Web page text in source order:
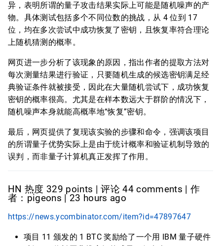
异，表明所谓的量子攻击结果实际上可能是随机噪声的产
物。具体测试包括多个不同位数的挑战，从 4 位到 17
位，均在多次尝试中成功恢复了密钥，且恢复率符合理论
上随机猜测的概率。
网页进一步分析了该现象的原因，指出作者的提取方法对
每次测量结果进行验证，只要随机生成的候选密钥满足经
典验证条件就被接受，因此在大量随机尝试下，成功恢复
密钥的概率很高。尤其是在样本数远大于群阶的情况下，
随机噪声本身就能高概率地“恢复”密钥。
最后，网页提供了复现该实验的步骤和命令，强调该项目
的所谓量子优势实际上是由于统计概率和验证机制导致的
误判，而非量子计算机真正发挥了作用。
HN 热度 329 points | 评论 44 comments | 作
者：pigeons | 23 hours ago
https://news.ycombinator.com/item?id=47897647
项目 11 颁发的 1 BTC 奖励给了一个用 IBM 量子硬件